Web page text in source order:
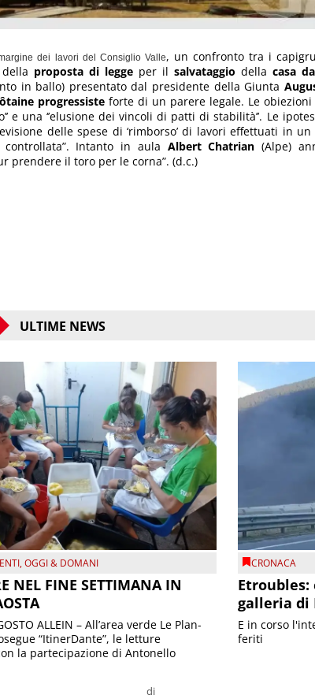
dei lavori del Consiglio Valle, un confronto tra i
della proposta di leggeper il salvataggio della casa
in ballo) presentato dal presidente della Giunta
progressiste forte di un parere legale. Le
e una ‘’elusione dei vincoli di patti di stabilità’’. Le
delle spese di ‘rimborso’ di lavori effettuati in
controllata”. Intanto in aula Albert Chatrian (Alpe)
prendere il toro per le corna”. (d.c.)
ULTIME NEWS
,OGGI & DOMANI
NEL FINE SETTIMANA IN
di
ALLEIN – All’area verde Le Plan-
“ItinerDante”, le letture
la partecipazione di Antonello
CRONACA
galleria di
E in corso
feriti